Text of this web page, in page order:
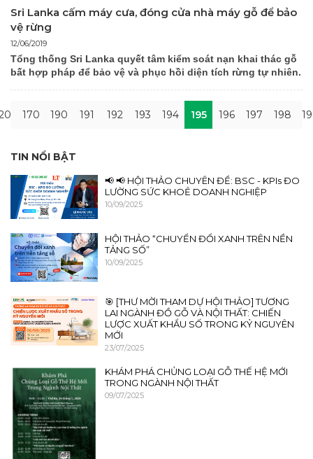
Sri Lanka cấm máy cưa, đóng cửa nhà máy gỗ để bảo
vệ rừng
12/06/2019
Tổng thống Sri Lanka quyết tâm kiểm soát nạn khai thác gỗ
bất hợp pháp để bảo vệ và phục hồi diện tích rừng tự nhiên.
170 190 191 192 193 194 195 196 197 198
TIN NỔI BẬT
📢 📢 HỘI THẢO CHUYÊN ĐỀ: BSC - KPIs ĐO
LƯỜNG SỨC KHOẺ DOANH NGHIỆP
10/09/2025
HỘI THẢO “CHUYỂN ĐỔI XANH TRÊN NỀN
TẢNG SỐ”
10/09/2025
🎯 [THƯ MỜI THAM DỰ HỘI THẢO] TƯƠNG
LAI NGÀNH ĐỒ GỖ VÀ NỘI THẤT: CHIẾN
LƯỢC XUẤT KHẨU SỐ TRONG KỶ NGUYÊN
MỚI
23/07/2025
KHÁM PHÁ CHỦNG LOẠI GỖ THẾ HỆ MỚI
TRONG NGÀNH NỘI THẤT
09/07/2025